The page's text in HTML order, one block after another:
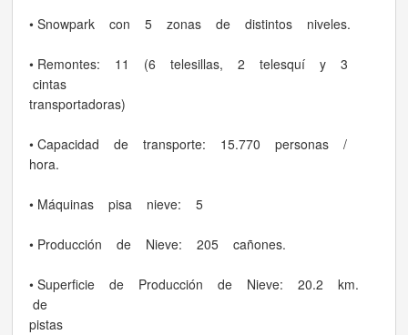
• Snowpark con 5 zonas de distintos niveles.
• Remontes: 11 (6 telesillas, 2 telesquí y 3
cintas
transportadoras)
• Capacidad de transporte: 15.770 personas /
hora.
• Máquinas pisa nieve: 5
• Producción de Nieve: 205 cañones.
• Superficie de Producción de Nieve: 20.2 km.
de
pistas